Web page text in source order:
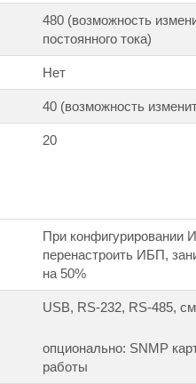
480 (возможность
постоянного тока)
Нет
40 (возможность
20
При конфигурировании
перенастроить ИБП,
на 50%
USB, RS-232, RS-485,
опционально: SNMP
работы